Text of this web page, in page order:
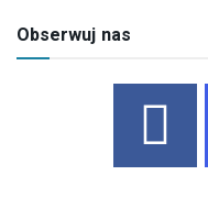
Obserwuj nas